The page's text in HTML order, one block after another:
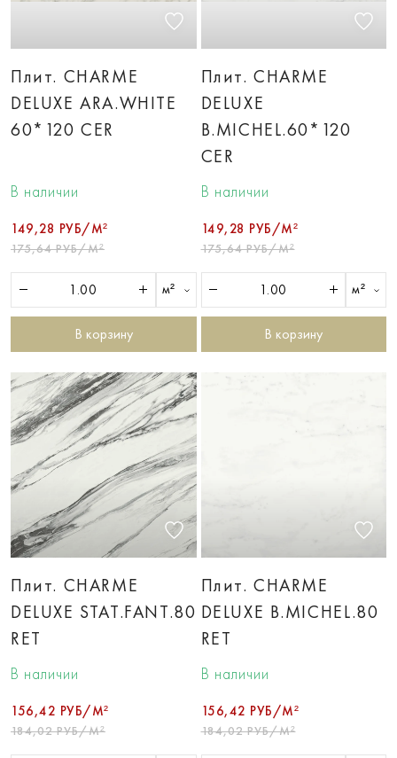
Плит. CHARME
DELUXE ARA.WHITE
60*120 CER
В наличии
149,28 РУБ/М²
175,64 РУБ/М²
м²
В корзину
Плит. CHARME
DELUXE
B.MICHEL.60*120
CER
В наличии
149,28 РУБ/М²
175,64 РУБ/М²
м²
В корзину
Плит. CHARME
DELUXE STAT.FANT.80
RET
В наличии
156,42 РУБ/М²
184,02 РУБ/М²
Плит. CHARME
DELUXE B.MICHEL.80
RET
В наличии
156,42 РУБ/М²
184,02 РУБ/М²